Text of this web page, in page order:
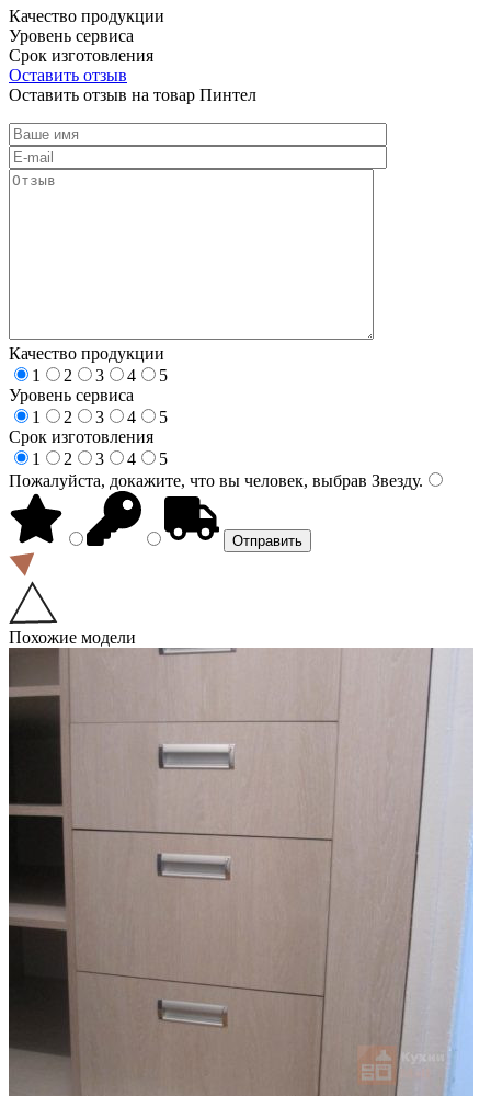
Качество продукции
Уровень сервиса
Срок изготовления
Оставить отзыв
Оставить отзыв на товар Пинтел
Качество продукции
1
2 3 4
5
Уровень сервиса
1
2 3 4
5
Срок изготовления
1
2 3 4
5
Пожалуйста, докажите, что вы человек, выбрав Звезду.
Похожие модели